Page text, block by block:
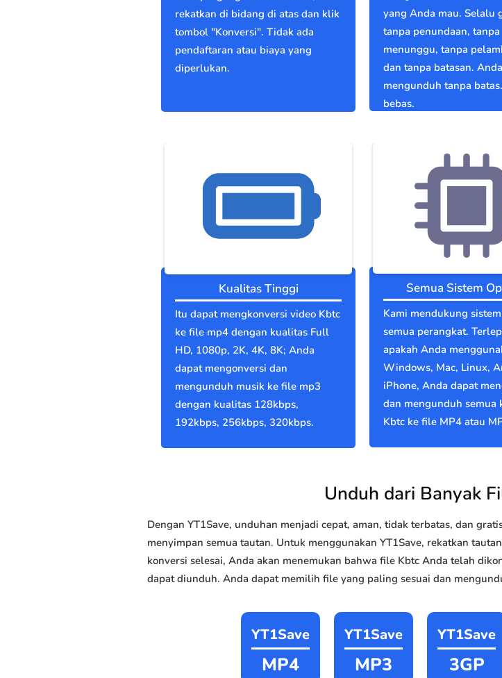
rekatkan di bidang di atas dan klik
tombol "Konversi". Tidak ada
pendaftaran atau biaya yang
diperlukan.
yang Anda mau. Selalu
tanpa penundaan, tanpa
menunggu, tanpa
dan tanpa batasan.
mengunduh tanpa
bebas.
Kualitas Tinggi
Itu dapat mengkonversi video Kbtc
ke file mp4 dengan kualitas Full
HD, 1080p, 2K, 4K, 8K; Anda
dapat mengonversi dan
mengunduh musik ke file mp3
dengan kualitas 128kbps,
192kbps, 256kbps, 320kbps.
Semua Sistem
Kami mendukung
semua perangkat.
apakah Anda
Windows, Mac, Linux,
iPhone, Anda dapat
dan mengunduh semua
Kbtc ke file MP4 atau
Unduh dari Banyak
Dengan YT1Save, unduhan menjadi cepat, aman, tidak terbatas, dan
menyimpan semua tautan. Untuk menggunakan YT1Save, rekatkan
konversi selesai, Anda akan menemukan bahwa file Kbtc Anda telah
dapat diunduh. Anda dapat memilih file yang paling sesuai dan
YT1Save
MP4
YT1Save
MP3
YT1Save
3GP